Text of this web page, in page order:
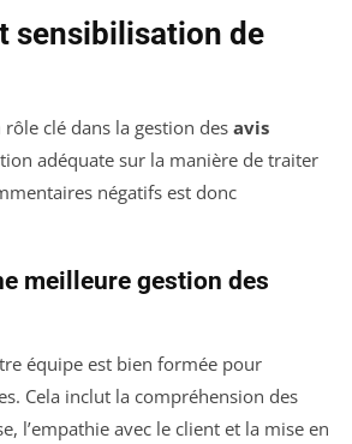
sensibilisation de
clé dans la gestion des avis
adéquate sur la manière de traiter
négatifs est donc
meilleure gestion des
équipe est bien formée pour
Cela inclut la compréhension des
l’empathie avec le client et la mise en